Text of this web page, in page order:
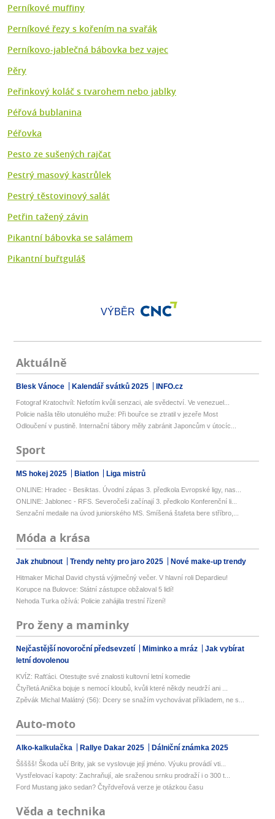
Perníkové muffiny
Perníkové řezy s kořením na svařák
Perníkovo-jablečná bábovka bez vajec
Pěry
Peřinkový koláč s tvarohem nebo jablky
Péřová bublanina
Péřovka
Pesto ze sušených rajčat
Pestrý masový kastrůlek
Pestrý těstovinový salát
Petřin tažený závin
Pikantní bábovka se salámem
Pikantní buřtguláš
VÝBĚR
Aktuálně
Blesk Vánoce Kalendář svátků 2025 INFO.cz
Fotograf Kratochvíl: Nefotím kvůli senzaci, ale svědectví. Ve venezuel...
Policie našla tělo utonulého muže: Při bouřce se ztratil v jezeře Most
Odloučení v pustině. Internační tábory měly zabránit Japoncům v útocíc...
Sport
MS hokej 2025 Biatlon Liga mistrů
ONLINE: Hradec - Besiktas. Úvodní zápas 3. předkola Evropské ligy, nas...
ONLINE: Jablonec - RFS. Severočeši začínají 3. předkolo Konferenční li...
Senzační medaile na úvod juniorského MS. Smíšená štafeta bere stříbro,...
Móda a krása
Jak zhubnout Trendy nehty pro jaro 2025 Nové make-up trendy
Hitmaker Michal David chystá výjimečný večer. V hlavní roli Depardieu!
Korupce na Bulovce: Státní zástupce obžaloval 5 lidí!
Nehoda Turka ožívá: Policie zahájila trestní řízení!
Pro ženy a maminky
Nejčastější novoroční předsevzetí Miminko a mráz
Jak vybírat
letní dovolenou
KVÍZ: Rafťáci. Otestujte své znalosti kultovní letní komedie
Čtyřletá Anička bojuje s nemocí kloubů, kvůli které někdy neudrží ani ...
Zpěvák Michal Malátný (56): Dcery se snažím vychovávat příkladem, ne s...
Auto-moto
Alko-kalkulačka Rallye Dakar 2025 Dálniční známka 2025
Ššššš! Škoda učí Brity, jak se vyslovuje její jméno. Výuku provádí vti...
Vystřelovací kapoty: Zachraňují, ale sraženou srnku prodraží i o 300 t...
Ford Mustang jako sedan? Čtyřdveřová verze je otázkou času
Věda a technika